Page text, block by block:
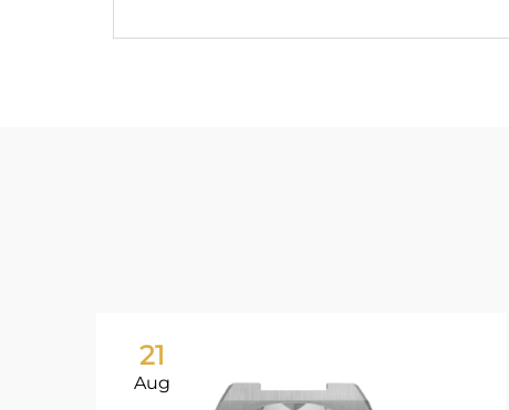
21
Aug